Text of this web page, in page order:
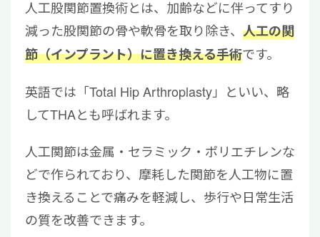
こと
4.1家の中の安全対策
4.2脱臼を防ぐ動作や生活習慣
5高齢者がリハビリを続けるための工夫
5.1モチベーション維持のポイント
6高齢者の人工股関節置換術後のリハビリに関
するよくある質問
6.1高齢者が股関節の手術を行うリスク
は？
人工股関節置換術とは、加齢などに伴ってすり
減った股関節の骨や軟骨を取り除き、 人工の関
節（インプラント）に置き換える手術です。
英語では「Total Hip Arthroplasty」といい、略
してTHAとも呼ばれます。
人工関節は金属・セラミック・ポリエチレンな
どで作られており、摩耗した関節を人工物に置
き換えることで痛みを軽減し、歩行や日常生活
の質を改善できます。